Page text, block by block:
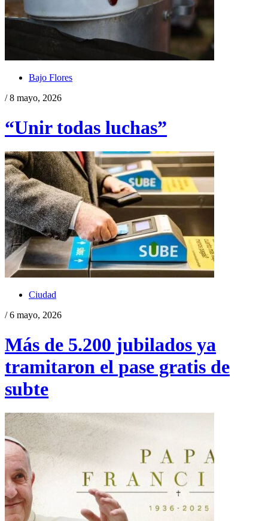
Bajo Flores
/ 8 mayo, 2026
“Unir todas luchas”
Ciudad
/ 6 mayo, 2026
Más de 5.200 jubilados ya
tramitaron el pase gratis de
subte